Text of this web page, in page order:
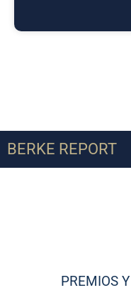
BERKE REPORT
PREMIOS